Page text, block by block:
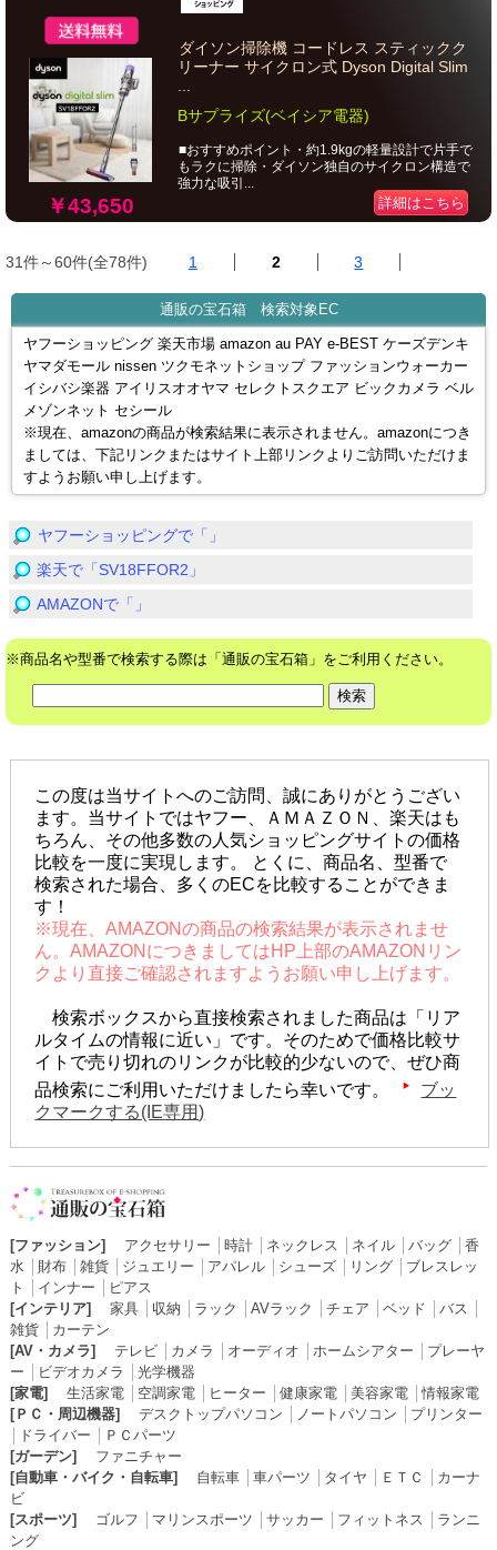
￥43,650
ダイソン掃除機 コードレス スティックク
リーナー サイクロン式 Dyson Digital Slim
Bサプライズ(ベイシア電器)
■おすすめポイント・約1.9kgの軽量設計で片手で
もラクに掃除・ダイソン独自のサイクロン構造で
強力な吸引...
詳細はこちら
31件～60件(全78件) 1 2 3
通販の宝石箱 検索対象EC
ヤフーショッピング 楽天市場 amazon au PAY e-BEST ケーズデンキ
ヤマダモール nissen ツクモネットショップ ファッションウォーカー
イシバシ楽器 アイリスオオヤマ セレクトスクエア ビックカメラ ベル
メゾンネット セシール
※現在、amazonの商品が検索結果に表示されません。amazonにつき
ましては、下記リンクまたはサイト上部リンクよりご訪問いただけま
すようお願い申し上げます。
ヤフーショッピングで「」
楽天で「SV18FFOR2」
AMAZONで「」
※商品名や型番で検索する際は「通販の宝石箱」をご利用ください。
この度は当サイトへのご訪問、誠にありがとうござい
ます。当サイトではヤフー、ＡＭＡＺＯＮ、楽天はも
ちろん、その他多数の人気ショッピングサイトの価格
比較を一度に実現します。 とくに、商品名、型番で
検索された場合、多くのECを比較することができま
す！
※現在、AMAZONの商品の検索結果が表示されませ
ん。AMAZONにつきましてはHP上部のAMAZONリン
クより直接ご確認されますようお願い申し上げます。
検索ボックスから直接検索されました商品は「リア
ルタイムの情報に近い」です。そのためで価格比較サ
イトで売り切れのリンクが比較的少ないので、ぜひ商
品検索にご利用いただけましたら幸いです。
ブッ
クマークする(IE専用)
[ファッション] アクセサリー 時計│ ネックレス ネイル│ バッグ│ 香
水
財布│ 雑貨│ ジュエリー アパレル│ シューズ│ リング│ ブレスレッ
ト
インナー
ピアス
[インテリア]
家具│ 収納 ラック AVラック チェア ベッド バス
雑貨│ カーテン
[AV・カメラ]
テレビ│ カメラ オーディオ ホームシアター
プレーヤ
ー
ビデオカメラ
光学機器
[家電]
生活家電│ 空調家電│ ヒーター 健康家電│ 美容家電│情報家電
[ＰＣ・周辺機器]
デスクトップパソコン ノートパソコン
プリンター
ドライバー
ＰＣパーツ
[ガーデン]
ファニチャー
[自動車・バイク・自転車]
自転車│ 車パーツ タイヤ ＥＴＣ
カーナ
ビ
[スポーツ]
ゴルフ マリンスポーツ サッカー フィットネス
ランニ
ング